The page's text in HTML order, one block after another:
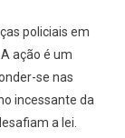
policiais em
ação é um
se nas
incessante da
a lei.